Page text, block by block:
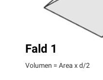
Fald 1
Volumen = Area x d/2